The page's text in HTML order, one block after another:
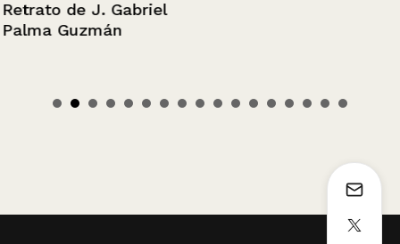
Retrato de J. Gabriel
Palma Guzmán